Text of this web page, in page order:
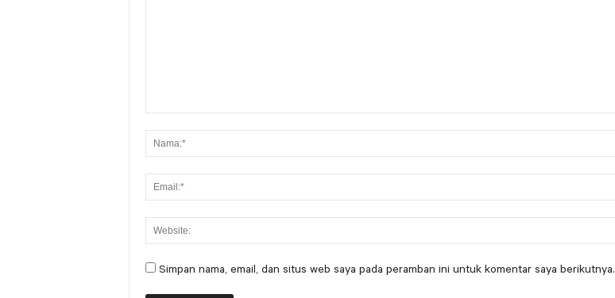
Simpan nama, email, dan situs web saya pada peramban ini untuk komentar saya berikutnya.